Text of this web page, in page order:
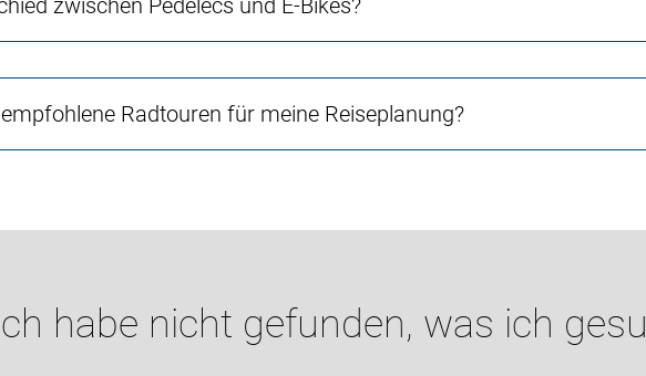
zwischen Pedelecs und E-Bikes?
Radtouren für meine Reiseplanung?
habe nicht gefunden, was ich